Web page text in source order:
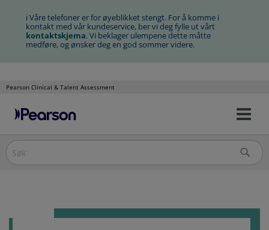
ℹ Våre telefoner er for øyeblikket stengt. For å komme i
kontakt med vår kundeservice, ber vi deg fylle ut vårt
kontaktskjema. Vi beklager ulempene dette måtte
medføre, og ønsker deg en god sommer videre.
Pearson Clinical & Talent Assessment
Hopp
innhold